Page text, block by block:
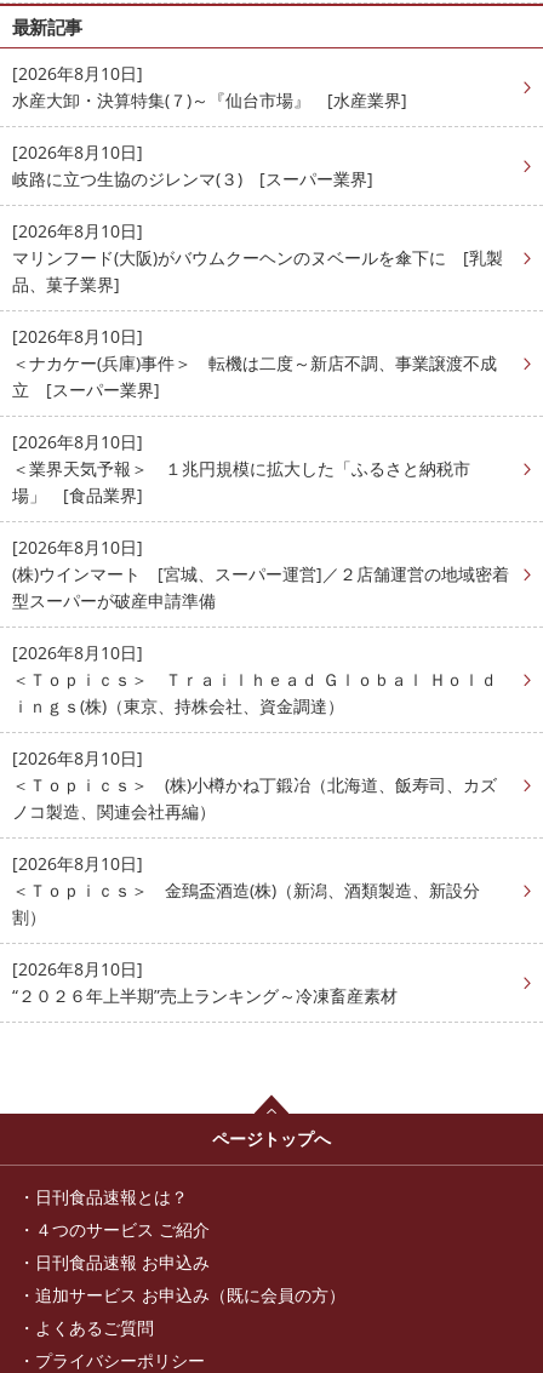
最新記事
[2026年8月10日]
水産大卸・決算特集(７)～『仙台市場』 [水産業界]
[2026年8月10日]
岐路に立つ生協のジレンマ(３) [スーパー業界]
[2026年8月10日]
マリンフード(大阪)がバウムクーヘンのヌベールを傘下に [乳製
品、菓子業界]
[2026年8月10日]
＜ナカケー(兵庫)事件＞ 転機は二度～新店不調、事業譲渡不成
立 [スーパー業界]
[2026年8月10日]
＜業界天気予報＞ １兆円規模に拡大した「ふるさと納税市
場」 [食品業界]
[2026年8月10日]
(株)ウインマート [宮城、スーパー運営]／２店舗運営の地域密着
型スーパーが破産申請準備
[2026年8月10日]
＜Ｔｏｐｉｃｓ＞ Ｔｒａｉｌｈｅａｄ Ｇｌｏｂａｌ Ｈｏｌｄ
ｉｎｇｓ(株)（東京、持株会社、資金調達）
[2026年8月10日]
＜Ｔｏｐｉｃｓ＞ (株)小樽かね丁鍛冶（北海道、飯寿司、カズ
ノコ製造、関連会社再編）
[2026年8月10日]
＜Ｔｏｐｉｃｓ＞ 金鵄盃酒造(株)（新潟、酒類製造、新設分
割）
[2026年8月10日]
“２０２６年上半期”売上ランキング～冷凍畜産素材
ページトップへ
日刊食品速報とは？
４つのサービス ご紹介
日刊食品速報 お申込み
追加サービス お申込み（既に会員の方）
よくあるご質問
プライバシーポリシー